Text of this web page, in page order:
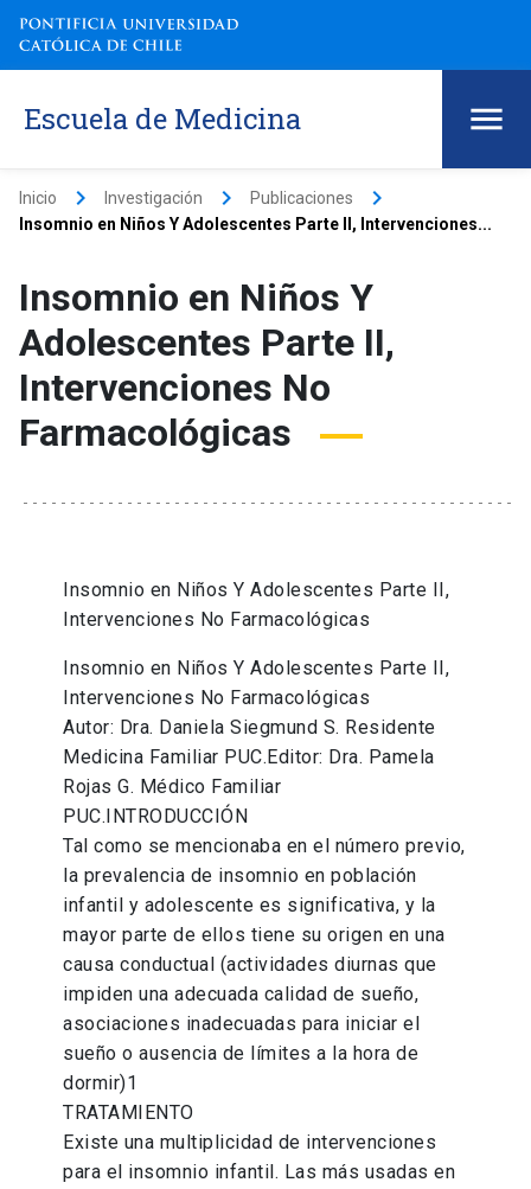
Escuela de Medicina
Inicio keyboard_arrow_right Investigación keyboard_arrow_right Publicaciones keyboard_arrow_right
Insomnio en Niños Y Adolescentes Parte II, Intervenciones...
Insomnio en Niños Y
Adolescentes Parte II,
Intervenciones No
Farmacológicas
Insomnio en Niños Y Adolescentes Parte II,
Intervenciones No Farmacológicas
Insomnio en Niños Y Adolescentes Parte II,
Intervenciones No Farmacológicas
Autor: Dra. Daniela Siegmund S. Residente
Medicina Familiar PUC.Editor: Dra. Pamela
Rojas G. Médico Familiar
PUC.INTRODUCCIÓN
Tal como se mencionaba en el número previo,
la prevalencia de insomnio en población
infantil y adolescente es significativa, y la
mayor parte de ellos tiene su origen en una
causa conductual (actividades diurnas que
impiden una adecuada calidad de sueño,
asociaciones inadecuadas para iniciar el
sueño o ausencia de límites a la hora de
dormir)1
TRATAMIENTO
Existe una multiplicidad de intervenciones
para el insomnio infantil. Las más usadas en